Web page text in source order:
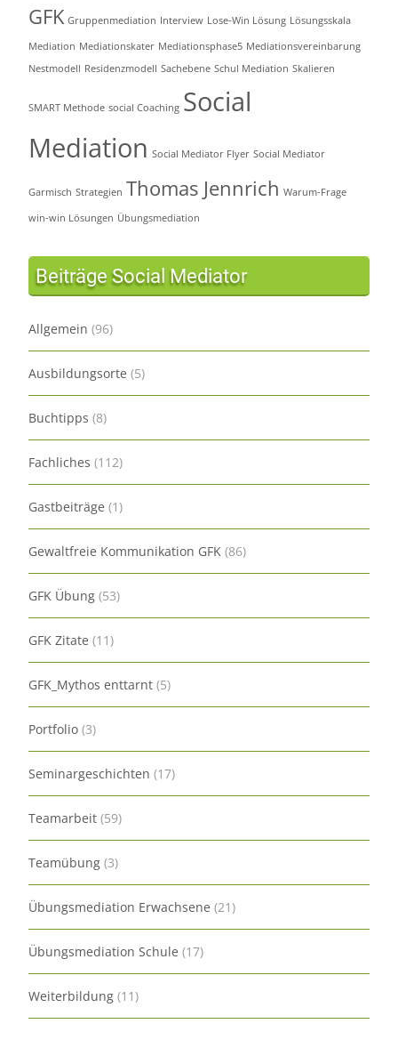
GFK Gruppenmediation Interview Lose-Win Lösung Lösungsskala
Mediation Mediationskater Mediationsphase5 Mediationsvereinbarung
Nestmodell Residenzmodell Sachebene Schul Mediation Skalieren
SMART Methode social Coaching Social
Mediation Social Mediator Flyer Social Mediator
Garmisch Strategien Thomas Jennrich Warum-Frage
win-win Lösungen Übungsmediation
Beiträge Social Mediator
Allgemein (96)
Ausbildungsorte (5)
Buchtipps (8)
Fachliches (112)
Gastbeiträge (1)
Gewaltfreie Kommunikation GFK (86)
GFK Übung (53)
GFK Zitate (11)
GFK_Mythos enttarnt (5)
Portfolio (3)
Seminargeschichten (17)
Teamarbeit (59)
Teamübung (3)
Übungsmediation Erwachsene (21)
Übungsmediation Schule (17)
Weiterbildung (11)